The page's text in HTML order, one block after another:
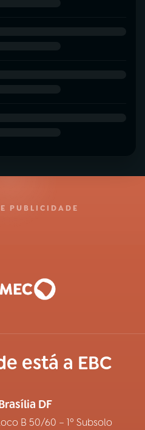
PUBLICIDADE
está a EBC
DF
B 50/60 – 1º Subsolo